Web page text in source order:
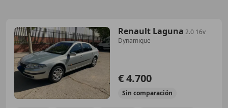
Renault Laguna 2.0 16v
Dynamique
€ 4.700
Sin comparación